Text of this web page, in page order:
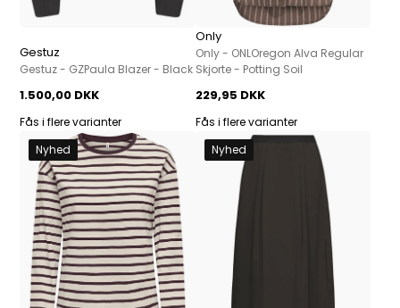
Gestuz
Gestuz - GZPaula Blazer - Black
1.500,00 DKK
Fås i flere varianter
Only
Only - ONLOregon Alva Regular
Skjorte - Potting Soil
229,95 DKK
Fås i flere varianter
Nyhed
Nyhed